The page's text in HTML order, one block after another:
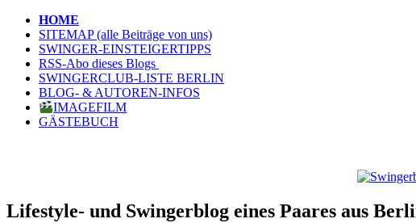
HOME
SITEMAP (alle Beiträge von uns)
SWINGER-EINSTEIGERTIPPS
RSS-Abo dieses Blogs
SWINGERCLUB-LISTE BERLIN
BLOG- & AUTOREN-INFOS
IMAGEFILM
GÄSTEBUCH
Lifestyle- und Swingerblog eines Paares aus